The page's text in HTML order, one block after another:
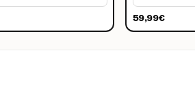
59,99€